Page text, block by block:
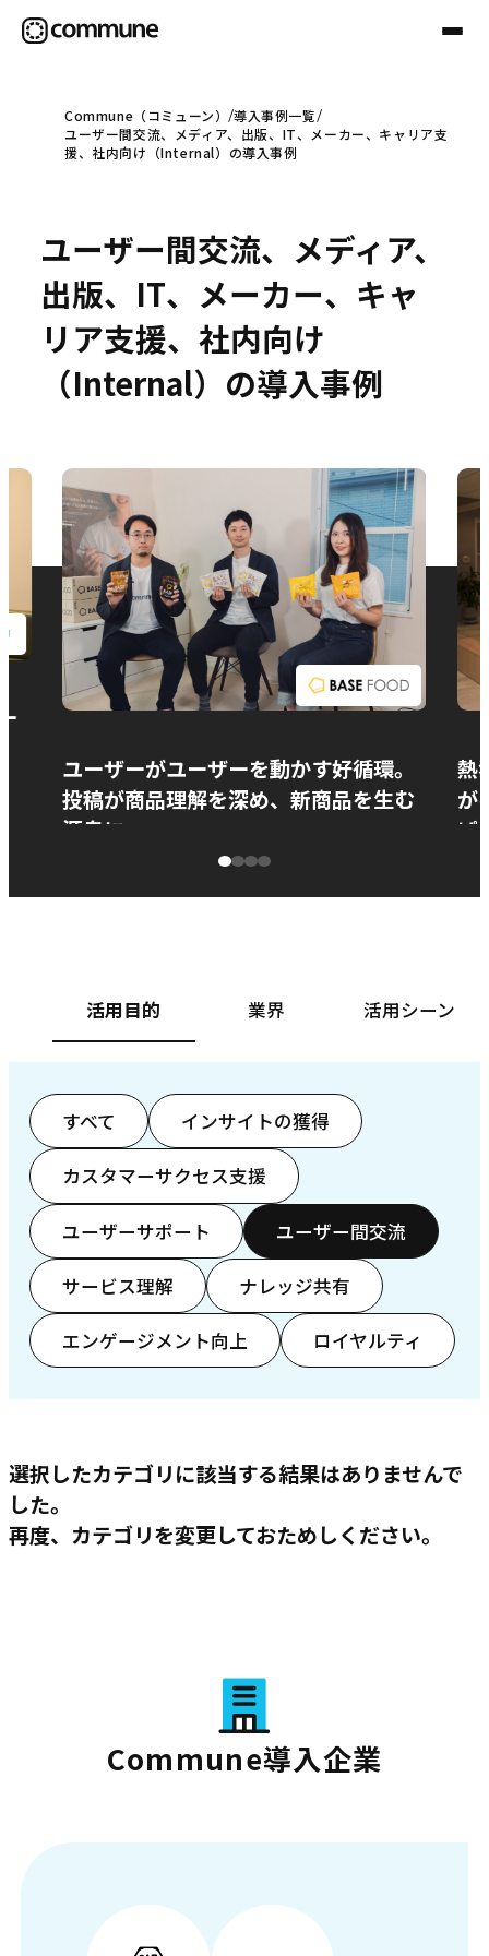
Communeについて
事例
セミナー
お問い合わせ
Commune（コミューン）
導入事例一覧
ユーザー間交流、メディア、出版、IT、メーカー、キャリア支
援、社内向け（Internal）の導入事例
ユーザー間交流、メディア、
出版、IT、メーカー、キャ
リア支援、社内向け
（Internal）の導入事例
ユーザーがユーザーを動かす好循環。
投稿が商品理解を深め、新商品を生む
源泉に
熱
が
ぱ
活用目的 業界 活用シーン
すべて インサイトの獲得
カスタマーサクセス支援
ユーザーサポート ユーザー間交流
サービス理解 ナレッジ共有
エンゲージメント向上 ロイヤルティ
選択したカテゴリに該当する結果はありませんで
した。
再度、カテゴリを変更しておためしください。
Commune導入企業